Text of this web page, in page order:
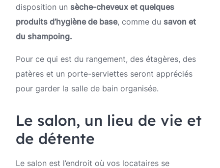
disposition un sèche-cheveux et quelques
produits d’hygiène de base, comme du savon et
du shampoing.
Pour ce qui est du rangement, des étagères, des
patères et un porte-serviettes seront appréciés
pour garder la salle de bain organisée.
Le salon, un lieu de vie et
de détente
Le salon est l’endroit où vos locataires se